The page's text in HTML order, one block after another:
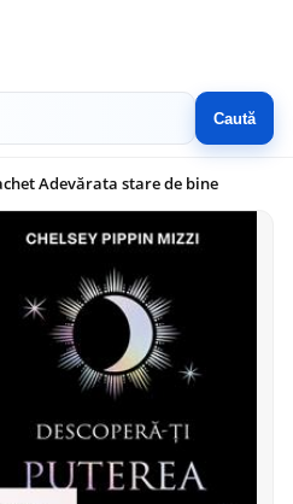
Caută
Adevărata stare de bine